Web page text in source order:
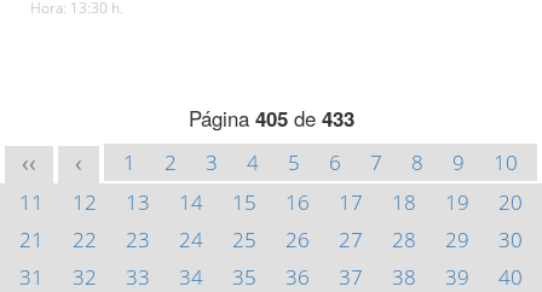
Hora: 13:30 h.
Página 405de 433
<< < 1 2 3 4 5 6 7 8 9
10
11
12 13 14 15 16 17 18 19
20
21
22 23 24 25 26 27 28 29
30
31
32 33 34 35 36 37 38 39
40